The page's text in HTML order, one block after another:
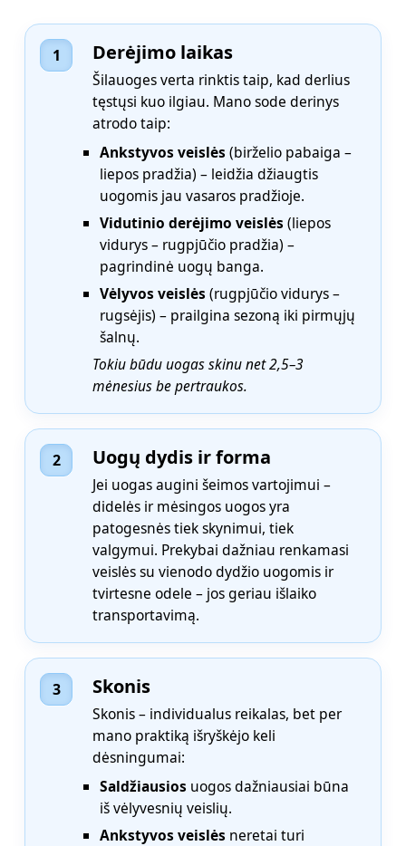
1 Derėjimo laikas
Šilauoges verta rinktis taip, kad derlius
tęstųsi kuo ilgiau. Mano sode derinys
atrodo taip:
Ankstyvos veislės (birželio pabaiga –
liepos pradžia) – leidžia džiaugtis
uogomis jau vasaros pradžioje.
Vidutinio derėjimo veislės (liepos
vidurys – rugpjūčio pradžia) –
pagrindinė uogų banga.
Vėlyvos veislės (rugpjūčio vidurys –
rugsėjis) – prailgina sezoną iki pirmųjų
šalnų.
Tokiu būdu uogas skinu net 2,5–3
mėnesius be pertraukos.
2 Uogų dydis ir forma
Jei uogas augini šeimos vartojimui –
didelės ir mėsingos uogos yra
patogesnės tiek skynimui, tiek
valgymui. Prekybai dažniau renkamasi
veislės su vienodo dydžio uogomis ir
tvirtesne odele – jos geriau išlaiko
transportavimą.
3 Skonis
Skonis – individualus reikalas, bet per
mano praktiką išryškėjo keli
dėsningumai:
Saldžiausios uogos dažniausiai būna
iš vėlyvesnių veislių.
Ankstyvos veislės neretai turi